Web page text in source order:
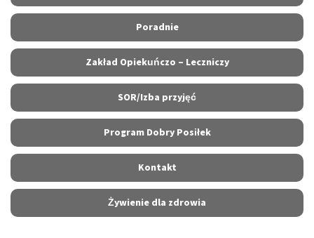
Poradnie
Zakład Opiekuńczo – Leczniczy
SOR/Izba przyjęć
Program Dobry Posiłek
Kontakt
Żywienie dla zdrowia